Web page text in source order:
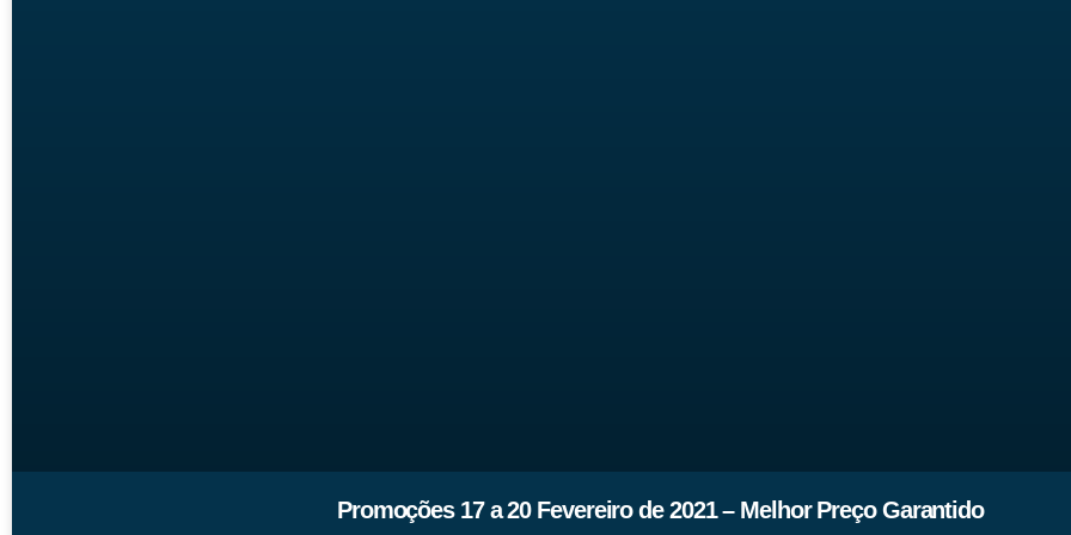
Promoções 17 a 20 Fevereiro de 2021 – Melhor Preço Garantido